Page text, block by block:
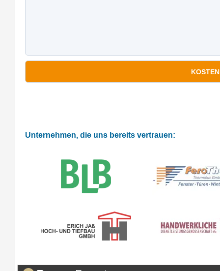
Unternehmen, die uns bereits vertrauen: